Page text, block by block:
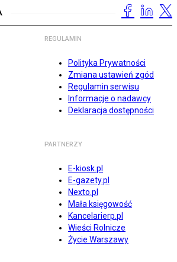
REGULAMIN
Polityka Prywatności
Zmiana ustawień zgód
Regulamin serwisu
Informacje o nadawcy
Deklaracja dostępności
PARTNERZY
E-kiosk.pl
E-gazety.pl
Nexto.pl
Mała księgowość
Kancelarierp.pl
Wieści Rolnicze
Życie Warszawy